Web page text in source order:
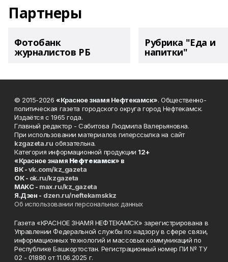
Партнеры
Фотобанк
журналистов РБ
Рубрика "Еда и
напитки"
© 2015-2026 «Красное знамя Нефтекамск». Общественно-
политическая газета городского округа город Нефтекамск.
Издаётся с 1965 года.
Главный редактор - Сабитова Людмила Валерьяновна.
При использовании материалов гиперссылка на сайт
kzgazeta.ru обязательна.
Категория информационной продукции 12+
«Красное знамя Нефтекамск» в
ВК -vk.com/kz_gazeta
ОК - ok.ru/kzgazeta
MAKC - max.ru/kz_gazeta
Я.Дзен - dzen.ru/neftekamskkz
Об использовании персональных данных
Газета «КРАСНОЕ ЗНАМЯ НЕФТЕКАМСК» зарегистрирована в
Управлении Федеральной службы по надзору в сфере связи,
информационных технологий и массовых коммуникаций по
Республике Башкортостан. Регистрационный номер ПИ № ТУ
02 - 01880 от 11.06.2025 г.